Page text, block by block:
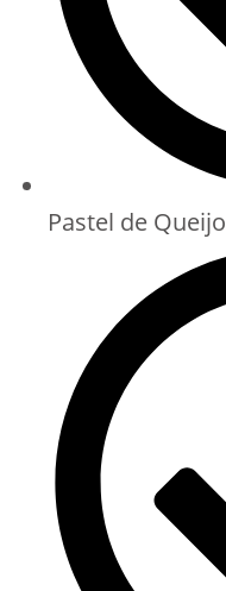
Pastel de Queijo